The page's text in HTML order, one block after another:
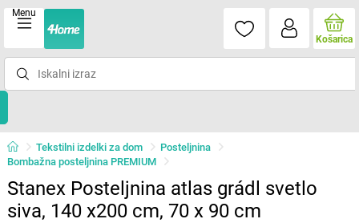
Menu
Košarica
Tekstilni izdelki za dom
Posteljnina
Bombažna posteljnina PREMIUM
Stanex Posteljnina atlas grádl svetlo
siva, 140 x200 cm, 70 x 90 cm